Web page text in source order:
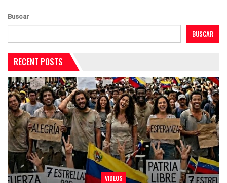
Buscar
BUSCAR
RECENT POSTS
VIDEOS